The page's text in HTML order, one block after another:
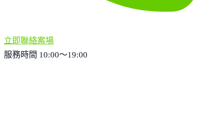
立即聯絡案場
服務時間 10:00～19:00